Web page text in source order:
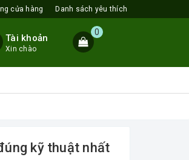
cửa hàng Danh sách yêu thích
Tài khoản
Xin chào
0
kỹ thuật nhất